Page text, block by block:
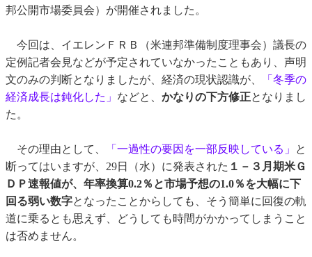
邦公開市場委員会）が開催されました。
今回は、イエレンＦＲＢ（米連邦準備制度理事会）議長の
定例記者会見などが予定されていなかったこともあり、声明
文のみの判断となりましたが、経済の現状認識が、
「冬季の
経済成長は鈍化した」 などと、 かなりの下方修正となりまし
た。
その理由として、 「一過性の要因を一部反映している」
と
断ってはいますが、29日（水）に発表された １－３月期米Ｇ
ＤＰ速報値が、年率換算0.2％と市場予想の1.0％を大幅に下
回る弱い数字となったことからしても、そう簡単に回復の軌
道に乗るとも思えず、どうしても時間がかかってしまうこと
は否めません。